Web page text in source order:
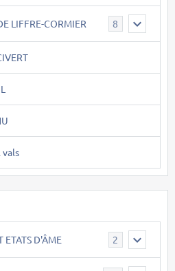
LIFFRE-CORMIER 8
vals
ETATS D'ÂME 2